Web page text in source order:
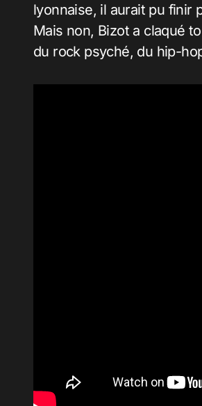
lyonnaise, il aurait pu finir
Mais non, Bizot a claqué
du rock psyché, du hip-